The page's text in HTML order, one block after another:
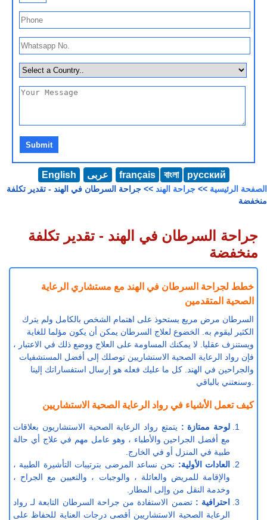
English عربى français বাংলা русский
الصفحة الرئيسية >> جراحة الهند >> جراحة السرطان في الهند - تقدير تكلفة
منخفضة
جراحة السرطان في الهند - تقدير تكلفة
منخفضة
خطط لجراحة السرطان في الهند مع مستشاري الرعاية
الصحية المتقدمين
السرطان مرض مريع يستحوذ على اهتمام الشخص بالكامل ولم يترك
الكثير ليقوم به. الخضوع لعلاج السرطان يمكن أن يكون مؤلما للغاية
ويستنزف عقليا. لا يمكنك المساومة على العلاج ووضع ذلك في الاعتبار ،
فإن رواد الرعاية الصحية الاستشاريين توصلك إلى أفضل المستشفيات
والجراحين في الهند. كل ما عليك فعله هو إرسال استفساراتك إلينا
كيف تعمل الأشياء في رواد الرعاية الصحية الاستشاريين
لوحة ممتازة : يتمتع رواد الرعاية الصحية الاستشاريون بعلاقات
مع أفضل الجراحين والأطباء ، وهو عامل مهم في علاج أي حالة
طبية في المنزل أو في الخارج.
العادات الأولية: نحن نساعد المرضى بترتيبات التأشيرة الطبية ،
والإقامة للمريض والعائلة ، والوجبات ، والتعيين مع الجراح ،
وخدمة النقل من وإلى المطار.
احترافية : تضمن الاستفادة من جراحة السرطان التابعة لـ رواد
الرعاية الصحية الاستشاريين أقصى درجات العناية للحفاظ على